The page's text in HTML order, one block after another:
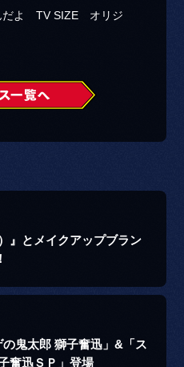
だよ TV SIZE オリジ
』とメイクアップブラン
鬼太郎 獅子奮迅」&「ス
奮迅ＳＰ」登場